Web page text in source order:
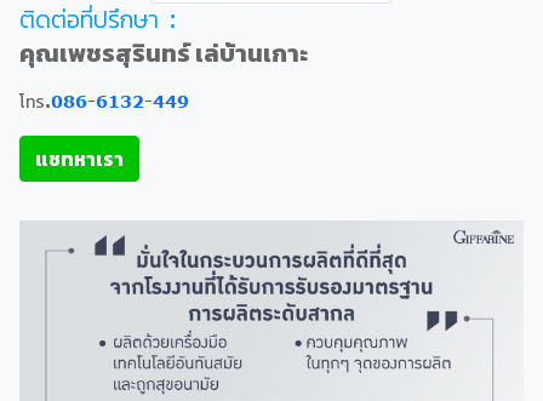
ติดต่อที่ปรึกษา :
คุณเพชรสุรินทร์ เล่บ้านเกาะ
โทร.086-6132-449
แชทหาเรา